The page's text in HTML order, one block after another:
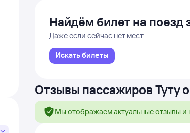
Найдём билет на поезд
Даже если сейчас нет мест
Искать билеты
Отзывы пассажиров Туту
Мы отображаем актуальные отзывы и